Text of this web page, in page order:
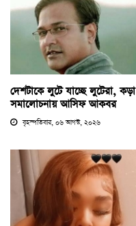
দেশটাকে লুটে যাচ্ছে লুটেরা, কড়া
সমালোচনায় আসিফ আকবর
বৃহস্পতিবার, ০৬ আগস্ট, ২০২৬